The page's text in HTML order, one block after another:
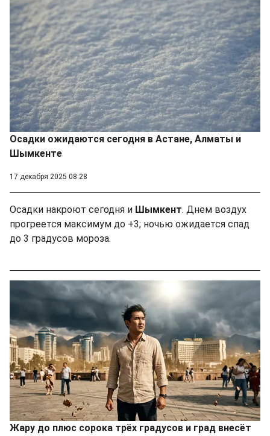
Осадки ожидаются сегодня в Астане, Алматы и
Шымкенте
17 декабря 2025 08:28
Осадки накроют сегодня и Шымкент. Днем воздух
прогреется максимум до +3; ночью ожидается спад
до 3 градусов мороза.
Жару до плюс сорока трёх градусов и град внесёт